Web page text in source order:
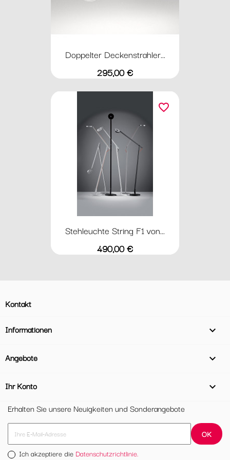
Doppelter Deckenstrahler...
Preis
295,00 €
Stehleuchte String F1 von...
Preis
490,00 €
favorite_border
Kontakt
Informationen 
Angebote 
Ihr Konto

Erhalten Sie unsere Neuigkeiten und Sonderangebote
Ich akzeptiere die Datenschutzrichtlinie.